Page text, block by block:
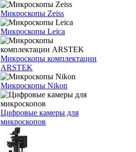
Микроскопы Zeiss
Микроскопы Leica
Микроскопы комплектации
ARSTEK
Микроскопы Nikon
Цифровые камеры для
микроскопов